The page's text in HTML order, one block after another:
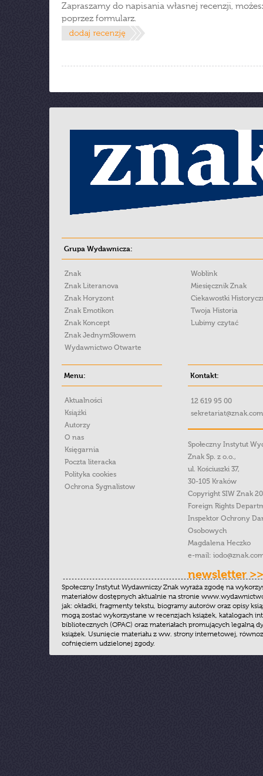
Zapraszamy do napisania własnej recenzji,
poprzez formularz.
Grupa Wydawnicza:
Znak
Znak Literanova
Znak Horyzont
Znak Emotikon
Znak Koncept
Znak JednymSłowem
Wydawnictwo Otwarte
Woblink
Miesięcznik Znak
Ciekawostki
Twoja Historia
Lubimy czytać
Menu:
Aktualności
Książki
Autorzy
O nas
Księgarnia
Poczta literacka
Polityka cookies
Ochrona Sygnalistow
Kontakt:
12 619 95 00
Społeczny Instytut
Znak Sp. z o.o.,
ul. Kościuszki 37,
30-105 Kraków
Copyright SIW Znak
Foreign Rights
Inspektor Ochrony
Osobowych
Magdalena Heczko
e-mail:
newsletter >>
Społeczny Instytut Wydawniczy Znak wyraża zgodę na
materiałów dostępnych aktualnie na stronie
jak: okładki, fragmenty tekstu, biogramy autorów oraz opisy
mogą zostać wykorzystane w recenzjach książek, katalogach
bibliotecznych (OPAC) oraz materiałach promujących legalną
książek. Usunięcie materiału z ww. strony internetowej,
cofnięciem udzielonej zgody.